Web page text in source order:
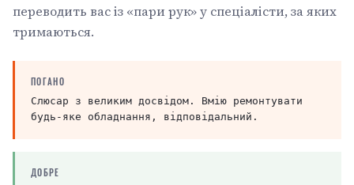
переводить вас із «пари рук» у спеціалісти, за яких
тримаються.
ПОГАНО
Слюсар з великим досвідом. Вмію ремонтувати
будь-яке обладнання, відповідальний.
ДОБРЕ